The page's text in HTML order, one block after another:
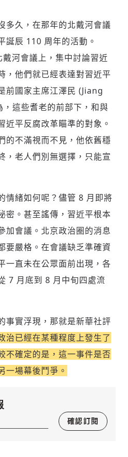
多久，在那年的北戴河會議
誕辰 110 周年的活動。
河會議上，集中討論習近
，他們就已經表達對習近平
前國家主席江澤民 (Jiang
這些耆老的前部下，和與
近平反腐改革瞄準的對象。
的不滿視而不見，他依舊穩
，老人們別無選擇，只能宣
情緒如何呢？儘管 8 月即將
密。甚至謠傳，習近平根本
加會議。北京政治圈的消息
要嚴格。在會議缺乏準確資
一直未在公眾面前出現，各
7 月底到 8 月中旬四處流
事實浮現，那就是新華社評
治已經在某種程度上發生了
不確定的是，這一事件是否
一場幕後鬥爭。
確認訂閱